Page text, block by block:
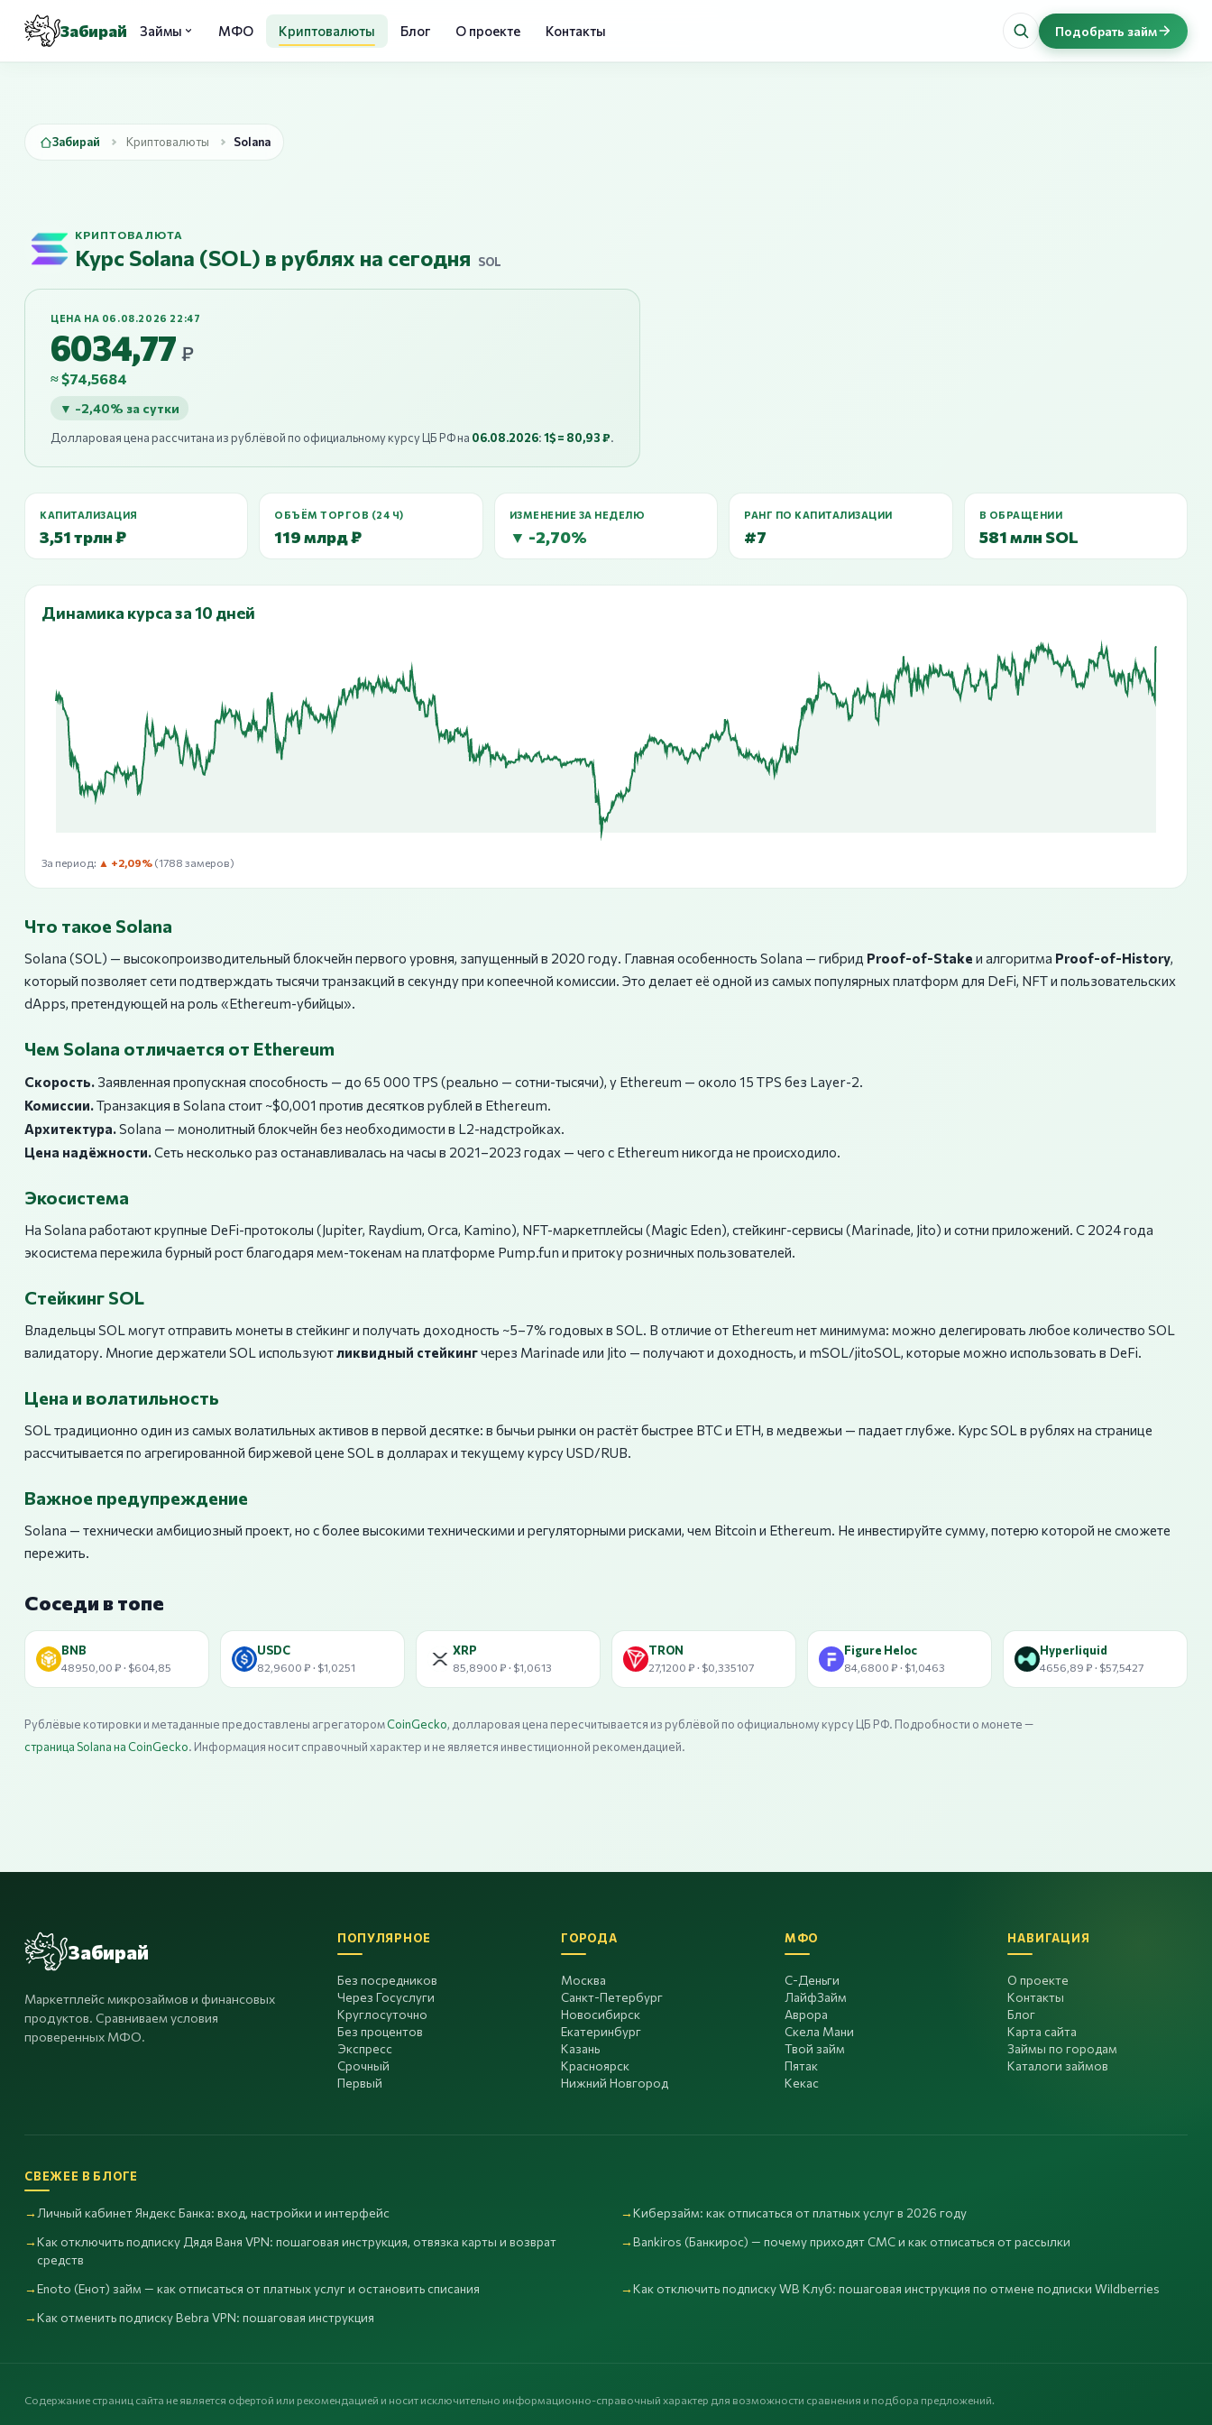
Забирай Займы МФО Криптовалюты Блог О проекте Контакты Подобрать займ
Забирай Криптовалюты Solana
КРИПТОВАЛЮТА
Курс Solana (SOL) в рублях на сегодня SOL
ЦЕНА НА 06.08.2026 22:47
6034,77 ₽
≈ $74,5684
▼ -2,40% за сутки
Долларовая цена рассчитана из рублёвой по официальному курсу ЦБ РФ на 06.08.2026:1$ = 80,93 ₽.
КАПИТАЛИЗАЦИЯ
3,51 трлн ₽
ОБЪЁМ ТОРГОВ (24 Ч)
119 млрд ₽
ИЗМЕНЕНИЕ ЗА НЕДЕЛЮ
▼ -2,70%
РАНГ ПО КАПИТАЛИЗАЦИИ
#7
В ОБРАЩЕНИИ
581 млн SOL
Динамика курса за 10 дней
За период: ▲ +2,09% (1788 замеров)
Что такое Solana
Solana (SOL) — высокопроизводительный блокчейн первого уровня, запущенный в 2020 году. Главная особенность Solana — гибрид Proof-of-Stake и алгоритма Proof-of-History,
который позволяет сети подтверждать тысячи транзакций в секунду при копеечной комиссии. Это делает её одной из самых популярных платформ для DeFi, NFT и пользовательских
dApps, претендующей на роль «Ethereum-убийцы».
Чем Solana отличается от Ethereum
Скорость. Заявленная пропускная способность — до 65 000 TPS (реально — сотни-тысячи), у Ethereum — около 15 TPS без Layer-2.
Комиссии.Транзакция в Solana стоит ~$0,001 против десятков рублей в Ethereum.
Архитектура.Solana — монолитный блокчейн без необходимости в L2-надстройках.
Цена надёжности.Сеть несколько раз останавливалась на часы в 2021–2023 годах — чего с Ethereum никогда не происходило.
Экосистема
На Solana работают крупные DeFi-протоколы (Jupiter, Raydium, Orca, Kamino), NFT-маркетплейсы (Magic Eden), стейкинг-сервисы (Marinade, Jito) и сотни приложений. С 2024 года
экосистема пережила бурный рост благодаря мем-токенам на платформе Pump.fun и притоку розничных пользователей.
Стейкинг SOL
Владельцы SOL могут отправить монеты в стейкинг и получать доходность ~5–7% годовых в SOL. В отличие от Ethereum нет минимума: можно делегировать любое количество SOL
валидатору. Многие держатели SOL используютликвидный стейкингчерез Marinade или Jito — получают и доходность, и mSOL/jitoSOL, которые можно использовать в DeFi.
Цена и волатильность
SOL традиционно один из самых волатильных активов в первой десятке: в бычьи рынки он растёт быстрее BTC и ETH, в медвежьи — падает глубже. Курс SOL в рублях на странице
рассчитывается по агрегированной биржевой цене SOL в долларах и текущему курсу USD/RUB.
Важное предупреждение
Solana — технически амбициозный проект, но с более высокими техническими и регуляторными рисками, чем Bitcoin и Ethereum. Не инвестируйте сумму, потерю которой не сможете
пережить.
Соседи в топе
BNB
48950,00 ₽ · $604,85
USDC
82,9600 ₽ · $1,0251
XRP
85,8900 ₽ · $1,0613
TRON
27,1200 ₽ · $0,335107
Figure Heloc
84,6800 ₽ · $1,0463
Hyperliquid
4656,89 ₽ · $57,5427
Рублёвые котировки и метаданные предоставлены агрегаторомCoinGecko, долларовая цена пересчитывается из рублёвой по официальному курсу ЦБ РФ. Подробности о монете —
страница Solana на CoinGecko. Информация носит справочный характер и не является инвестиционной рекомендацией.
Забирай
Маркетплейс микрозаймов и финансовых
продуктов. Сравниваем условия
проверенных МФО.
ПОПУЛЯРНОЕ
Без посредников
Через Госуслуги
Круглосуточно
Без процентов
Экспресс
Срочный
Первый
ГОРОДА
Москва
Санкт-Петербург
Новосибирск
Екатеринбург
Казань
Красноярск
Нижний Новгород
МФО
С-Деньги
ЛайфЗайм
Аврора
Скела Мани
Твой займ
Пятак
Кекас
НАВИГАЦИЯ
О проекте
Контакты
Блог
Карта сайта
Займы по городам
Каталоги займов
СВЕЖЕЕ В БЛОГЕ
Личный кабинет Яндекс Банка: вход, настройки и интерфейс
Киберзайм: как отписаться от платных услуг в 2026 году
Как отключить подписку Дядя Ваня VPN: пошаговая инструкция, отвязка карты и возврат
средств
Bankiros (Банкирос) — почему приходят СМС и как отписаться от рассылки
Enoto (Енот) займ — как отписаться от платных услуг и остановить списания
Как отключить подписку WB Клуб: пошаговая инструкция по отмене подписки Wildberries
Как отменить подписку Bebra VPN: пошаговая инструкция
Содержание страниц сайта не является офертой или рекомендацией и носит исключительно информационно-справочный характер для возможности сравнения и подбора предложений.